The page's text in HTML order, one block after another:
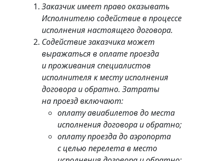
Заказчик имеет право оказывать
Исполнителю содействие в процессе
исполнения настоящего договора.
Содействие заказчика может
выражаться в оплате проезда
и проживания специалистов
исполнителя к месту исполнения
договора и обратно. Затраты
на проезд включают:
оплату авиабилетов до места
исполнения договора и обратно;
оплату проезда до аэропорта
с целью перелета в место